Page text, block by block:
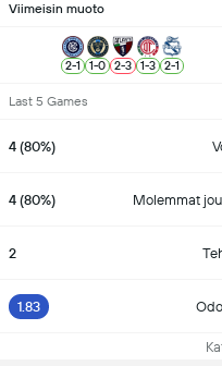
Viimeisin muoto
2-1 1-0 2-3 1-3 2-1
Last 5 Games
4 (80%)
4 (80%) Molemmat
2
1.83